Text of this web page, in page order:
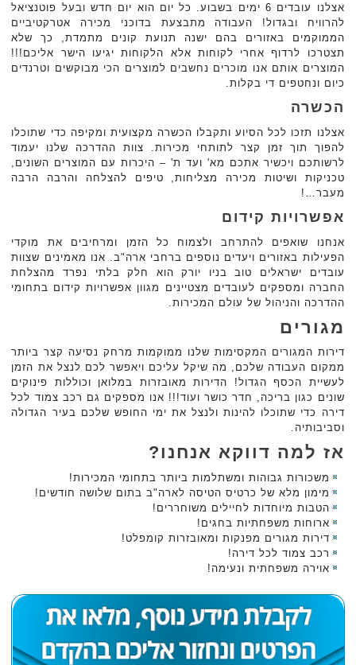
אצלנו עובדים 6 ימים בשבוע. כל יום הוא יום חדש ובעל פוטנציאל
להרוויח ובגדול! העבודה מתבצעת בדוכני מכירה אטרקטיביים
הממוקמים באזורים בהם ישנה תנועת קונים מתמדת, כך שלא
תצטרכו לרדוף אחרי לקוחות אלא הלקוחות יגיעו הישר אליכם!!!
המוצרים אותם אנו מוכרים נחשבים למוצרים הכי מבוקשים וטרנדים
כיום ונחטפים די בקלות.
הכשרה
אצלנו תזכו לכל הסיוע ותקבלו הכשרה מקצועית ומקיפה כדי שתוכלו
להפוך תוך זמן קצר לתותחי מכירות. צוות ההדרכה שלנו יעמוד
לרשותכם ויכשיר אתכם מא' ועד ת' – היכרות עם המוצרים השונים,
טכניקות ושיטות מכירה מצליחות, טיפים להצלחה והרבה הרבה
מעבר…!
אפשרויות קידום
אנחנו שואפים להתרחב ולצמוח כל הזמן ומרחיבים את מוקדי
הפעילות באזורים ויעדים נוספים ברחבי ארה"ב. אנו מאמינים שצוות
עובדים ישראלים טוב בניו יורק הוא חלק בלתי נפרד מהצלחת
החברה ומספקים לעובדים מצטיינים מגוון אפשרויות קידום בתחומי
ההדרכה והניהול של עולם המכירות.
מגורים
דירות המגורים המקסימות שלנו ממוקמות מרחק נסיעה קצר ביותר
ממקום העבודה שלכם, מה שיקל עליכם ויאפשר לכם לנצל את הזמן
לעשיית הכסף הגדול! הדירות מאובזרות במלואן וכוללות פינוקים
שונים כגון בריכה, חדר כושר ועוד!!! אנו מספקים גם רכב צמוד לכל
דירה כדי שתוכלו להינות ולנצל את ימי החופש שלכם בעיר הגדולה
וסביבותיה.
אז למה דווקא אנחנו?
משכורות גבוהות ומשתלמות ביותר בתחומי המכירות!
מימון מלא של כרטיס הטיסה לארה"ב בתום שלושה חודשים!
הטבות מיוחדות לחיילים משוחררים!
ארוחות משפחתיות בחגים!
דירות מגורים מפנקות ומאובזרות קומפלט!
רכב צמוד לכל דירה!
אוירה משפחתית ונעימה!